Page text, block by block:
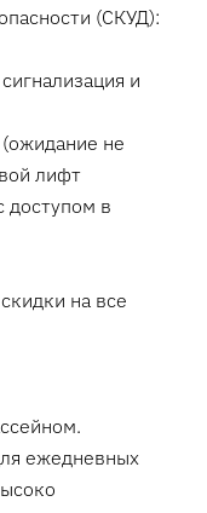
(СКУД):
и
не
лифт
доступом в
на все
ежедневных